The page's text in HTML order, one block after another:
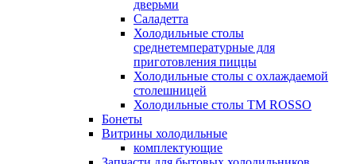
дверьми
Саладетта
Холодильные столы
среднетемпературные для
приготовления пиццы
Холодильные столы с охлаждаемой
столешницей
Холодильные столы ТМ ROSSO
Бонеты
Витрины холодильные
комплектующие